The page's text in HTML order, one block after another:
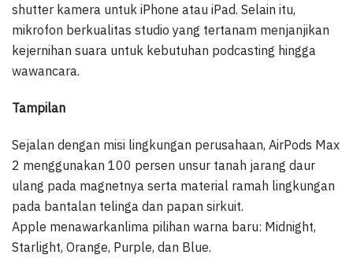
shutter kamera untuk iPhone atau iPad. Selain itu,
mikrofon berkualitas studio yang tertanam menjanjikan
kejernihan suara untuk kebutuhan podcasting hingga
wawancara.
Tampilan
Sejalan dengan misi lingkungan perusahaan, AirPods Max
2 menggunakan 100 persen unsur tanah jarang daur
ulang pada magnetnya serta material ramah lingkungan
pada bantalan telinga dan papan sirkuit.
Apple menawarkanlima pilihan warna baru: Midnight,
Starlight, Orange, Purple, dan Blue.